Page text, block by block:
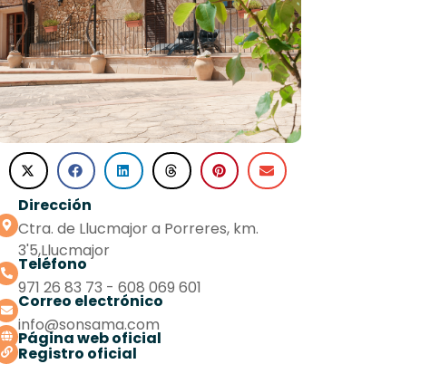
Dirección
Ctra. de Llucmajor a Porreres, km.
3'5,Llucmajor
Teléfono
971 26 83 73 - 608 069 601
Correo electrónico
info@sonsama.com
Página web oficial
Registro oficial